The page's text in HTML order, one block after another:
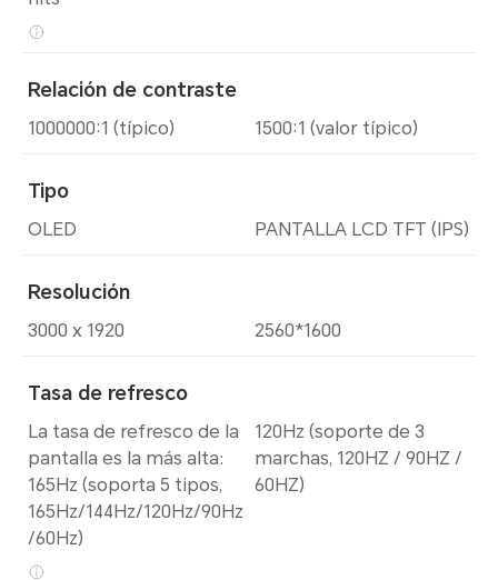
Relación de contraste
1000000:1 (típico)
Tipo
OLED
Resolución
3000 x 1920
Tasa de refresco
La tasa de refresco de la
pantalla es la más alta:
165Hz (soporta 5 tipos,
165Hz/144Hz/120Hz/90Hz
/60Hz)
1500:1 (valor típico)
PANTALLA LCD TFT (IPS)
2560*1600
120Hz (soporte de 3
marchas, 120HZ / 90HZ /
60HZ)